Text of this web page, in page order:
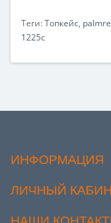
Теги:Топкейс,
1225c
ИНФОРМАЦИЯ
ЛИЧНЫЙ